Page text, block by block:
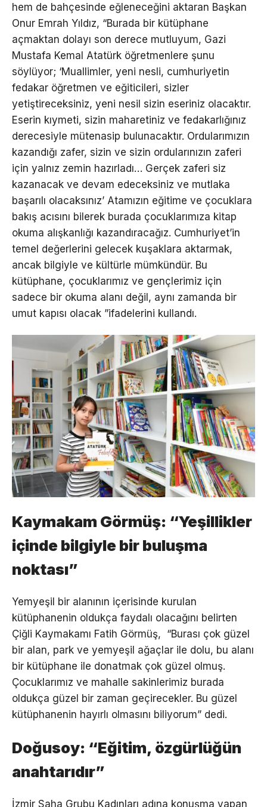
hem de bahçesinde eğleneceğini aktaran Başkan
Onur Emrah Yıldız, “Burada bir kütüphane
açmaktan dolayı son derece mutluyum, Gazi
Mustafa Kemal Atatürk öğretmenlere şunu
söylüyor; ‘Muallimler, yeni nesli, cumhuriyetin
fedakar öğretmen ve eğiticileri, sizler
yetiştireceksiniz, yeni nesil sizin eseriniz olacaktır.
Eserin kıymeti, sizin maharetiniz ve fedakarlığınız
derecesiyle mütenasip bulunacaktır. Ordularımızın
kazandığı zafer, sizin ve sizin ordularınızın zaferi
için yalnız zemin hazırladı… Gerçek zaferi siz
kazanacak ve devam edeceksiniz ve mutlaka
başarılı olacaksınız’ Atamızın eğitime ve çocuklara
bakış acısını bilerek burada çocuklarımıza kitap
okuma alışkanlığı kazandıracağız. Cumhuriyet’in
temel değerlerini gelecek kuşaklara aktarmak,
ancak bilgiyle ve kültürle mümkündür. Bu
kütüphane, çocuklarımız ve gençlerimiz için
sadece bir okuma alanı değil, aynı zamanda bir
umut kapısı olacak ”ifadelerini kullandı.
Kaymakam Görmüş: “Yeşillikler
içinde bilgiyle bir buluşma
noktası”
Yemyeşil bir alanının içerisinde kurulan
kütüphanenin oldukça faydalı olacağını belirten
Çiğli Kaymakamı Fatih Görmüş, “Burası çok güzel
bir alan, park ve yemyeşil ağaçlar ile dolu, bu alanı
bir kütüphane ile donatmak çok güzel olmuş.
Çocuklarımız ve mahalle sakinlerimiz burada
oldukça güzel bir zaman geçirecekler. Bu güzel
kütüphanenin hayırlı olmasını biliyorum” dedi.
Doğusoy: “Eğitim, özgürlüğün
anahtarıdır”
İzmir Saha Grubu Kadınları adına konuşma yapan